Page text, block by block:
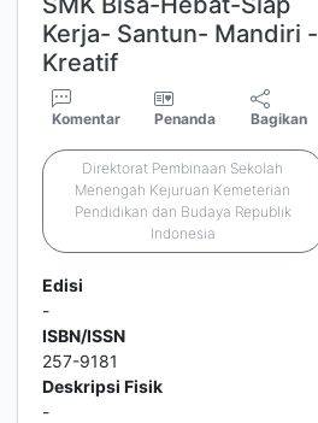
Kerja- Santun- Mandiri -
Kreatif
Komentar Penanda Bagikan
Direktorat Pembinaan Sekolah
Menengah Kejuruan Kemeterian
Pendidikan dan Budaya Republik
Indonesia
Edisi
-
ISBN/ISSN
257-9181
Deskripsi Fisik
-